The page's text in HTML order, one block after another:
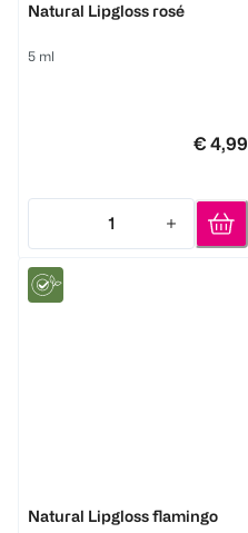
Natural Lipgloss rosé
5 ml
€ 4,99
1
Quantity: 1
Natural Lipgloss flamingo